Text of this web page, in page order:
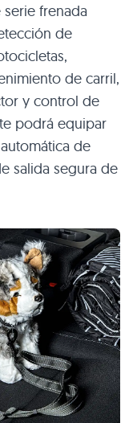
frenada
de
de carril,
y control de
podrá equipar
de
salida segura de